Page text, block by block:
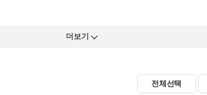
더보기
전체선택